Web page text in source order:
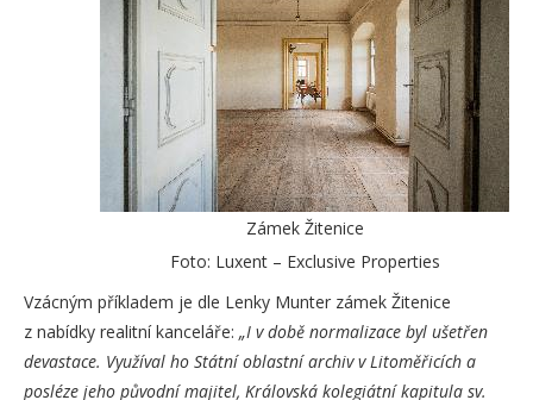
Zámek Žitenice
Foto: Luxent – Exclusive Properties
Vzácným příkladem je dle Lenky Munter zámek Žitenice
z nabídky realitní kanceláře: „I v době normalizace byl ušetřen
devastace. Využíval ho Státní oblastní archiv v Litoměřicích a
posléze jeho původní majitel, Královská kolegiátní kapitula sv.